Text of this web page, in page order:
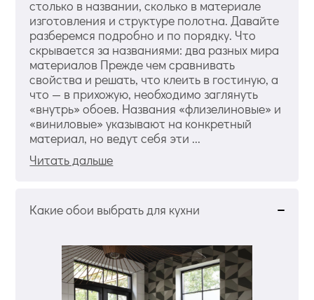
столько в названии, сколько в материале
изготовления и структуре полотна. Давайте
разберемся подробно и по порядку. Что
скрывается за названиями: два разных мира
материалов Прежде чем сравнивать
свойства и решать, что клеить в гостиную, а
что — в прихожую, необходимо заглянуть
«внутрь» обоев. Названия «флизелиновые» и
«виниловые» указывают на конкретный
материал, но ведут себя эти ...
Читать дальше
Какие обои выбрать для кухни